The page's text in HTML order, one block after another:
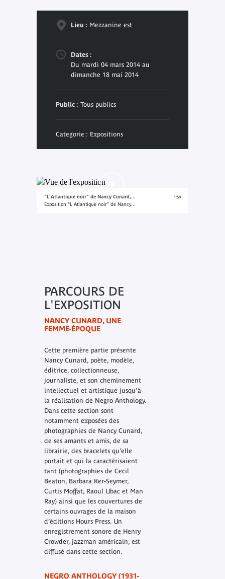
Lieu : Mezzanine est
Dates :
Du mardi 04 mars 2014 au
dimanche 18 mai 2014
Public : Tous publics
Categorie : Expositions
"L'Atlantique noir" de Nancy Cunard,...
Exposition "L'Atlantique noir" de Nancy...
1:50
PARCOURS DE
L'EXPOSITION
NANCY CUNARD, UNE
FEMME-ÉPOQUE
Cette première partie présente
Nancy Cunard, poète, modèle,
éditrice, collectionneuse,
journaliste, et son cheminement
intellectuel et artistique jusqu’à
la réalisation de Negro Anthology.
Dans cette section sont
notamment exposées des
photographies de Nancy Cunard,
de ses amants et amis, de sa
librairie, des bracelets qu’elle
portait et qui la caractérisaient
tant (photographies de Cecil
Beaton, Barbara Ker-Seymer,
Curtis Moffat, Raoul Ubac et Man
Ray) ainsi que les couvertures de
certains ouvrages de la maison
d’éditions Hours Press. Un
enregistrement sonore de Henry
Crowder, jazzman américain, est
diffusé dans cette section.
NEGRO ANTHOLOGY (1931-